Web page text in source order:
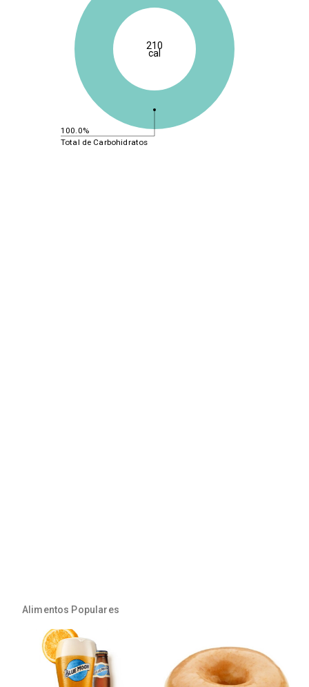
100.0%
Total de Carbohidratos
210
cal
Alimentos Populares